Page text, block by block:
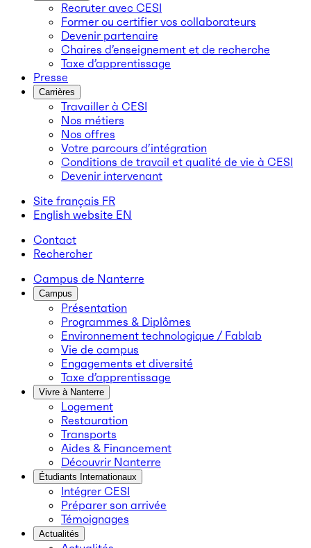
Recruter avec CESI
Former ou certifier vos collaborateurs
Devenir partenaire
Chaires d’enseignement et de recherche
Taxe d’apprentissage
Presse
Carrières
Travailler à CESI
Nos métiers
Nos offres
Votre parcours d’intégration
Conditions de travail et qualité de vie à CESI
Devenir intervenant
Site français FR
English website EN
Contact
Rechercher
Campus de Nanterre
Campus
Présentation
Programmes & Diplômes
Environnement technologique / Fablab
Vie de campus
Engagements et diversité
Taxe d’apprentissage
Vivre à Nanterre
Logement
Restauration
Transports
Aides & Financement
Découvrir Nanterre
Étudiants Internationaux
Intégrer CESI
Préparer son arrivée
Témoignages
Actualités